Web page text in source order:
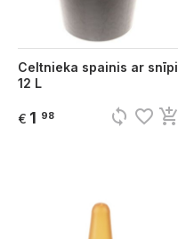
Celtnieka spainis ar snīpi,
12 L
€ 1 98 sync favorite_border add_shopping_cart